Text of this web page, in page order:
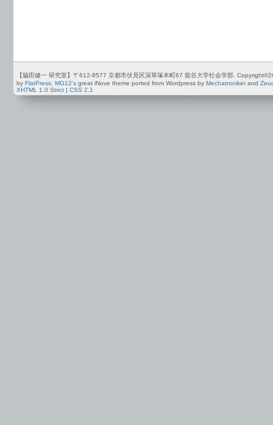
【脇田健一 研究室】〒612-8577 京都市伏見区深草塚本町67 龍谷大学社会学部.
by FlatPress. MG12's great iNove theme ported from Wordpress by Mechatronikerand
XHTML 1.0 Strict
CSS 2.1